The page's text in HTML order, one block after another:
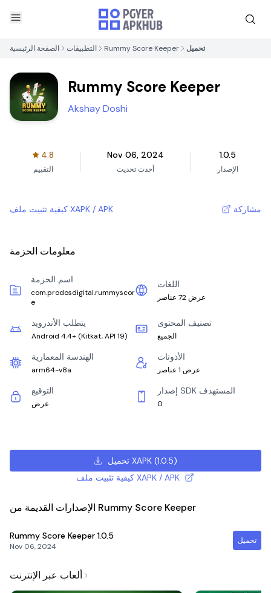
الصفحة الرئيسية التطبيقات Rummy Score Keeper تحميل
Rummy Score Keeper
Akshay Doshi
4.8
التقييم
Nov 06, 2024
أحدث تحديث
1.0.5
الإصدار
كيفية تثبيت ملف XAPK / APK مشاركة
معلومات الحزمة
اسم الحزمة
com.prodosdigital.rummyscor
e
اللغات
عرض 72 عناصر
يتطلب الأندرويد
Android 4.4+ (Kitkat, API 19)
تصنيف المحتوى
الجميع
الهندسة المعمارية
arm64-v8a
الأذونات
عرض 1 عناصر
التوقيع
عرض
إصدار SDK المستهدف
0
تحميل XAPK (1.0.5)
كيفية تثبيت ملف XAPK / APK
الإصدارات القديمة من Rummy Score Keeper
Rummy Score Keeper 1.0.5
Nov 06, 2024
تحميل
ألعاب عبر الإنترنت